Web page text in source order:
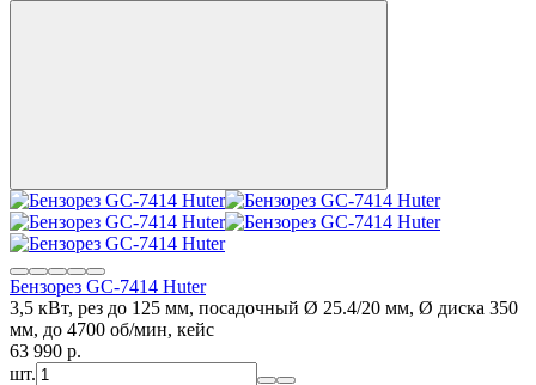
Бензорез GC-7414 Huter
3,5 кВт, рез до 125 мм, посадочный Ø 25.4/20 мм, Ø диска 350
мм, до 4700 об/мин, кейс
63 990 p.
шт.